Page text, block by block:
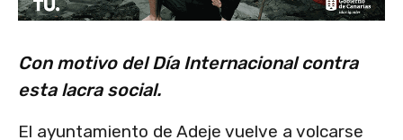
Con motivo del Día Internacional contra
esta lacra social.
El ayuntamiento de Adeje vuelve a volcarse